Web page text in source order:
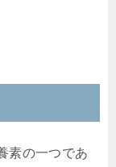
素の一つであ